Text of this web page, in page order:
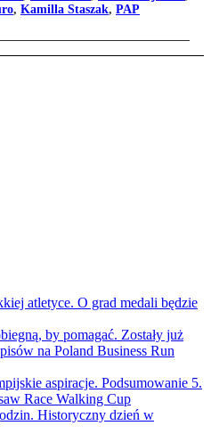
, Kamilla Staszak, PAP
atletyce. O grad medali będzie
by pomagać. Zostały już
na Poland Business Run
aspiracje. Podsumowanie 5.
Race Walking Cup
Historyczny dzień w